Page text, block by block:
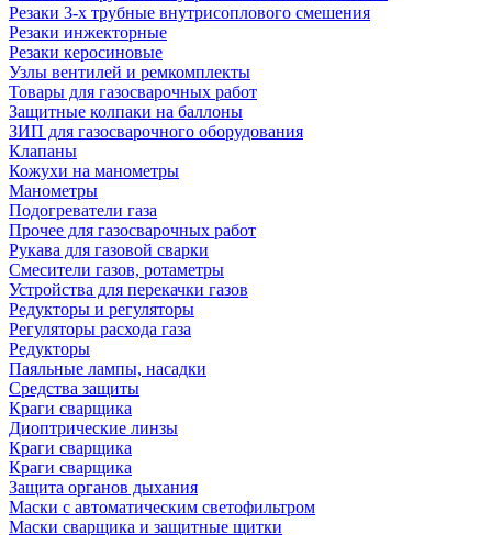
Резаки 3-х трубные внутрисоплового смешения
Резаки инжекторные
Резаки керосиновые
Узлы вентилей и ремкомплекты
Товары для газосварочных работ
Защитные колпаки на баллоны
ЗИП для газосварочного оборудования
Клапаны
Кожухи на манометры
Манометры
Подогреватели газа
Прочее для газосварочных работ
Рукава для газовой сварки
Смесители газов, ротаметры
Устройства для перекачки газов
Редукторы и регуляторы
Регуляторы расхода газа
Редукторы
Паяльные лампы, насадки
Средства защиты
Краги сварщика
Диоптрические линзы
Краги сварщика
Краги сварщика
Защита органов дыхания
Маски с автоматическим светофильтром
Маски сварщика и защитные щитки